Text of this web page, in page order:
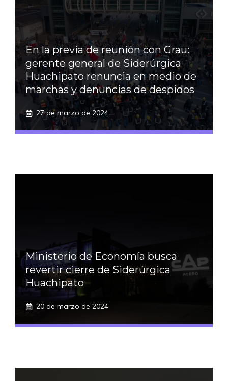
En la previa de reunión con Grau:
gerente general de Siderúrgica
Huachipato renuncia en medio de
marchas y denuncias de despidos
27 de marzo de 2024
Ministerio de Economía busca
revertir cierre de Siderúrgica
Huachipato
20 de marzo de 2024